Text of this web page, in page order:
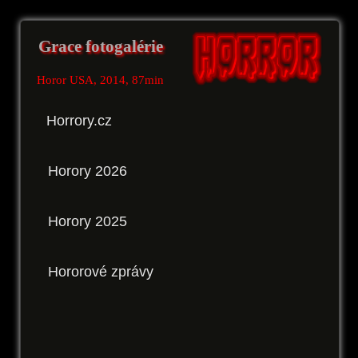
Grace fotogalérie
Horor USA, 2014, 87min
Horrory.cz
Horory 2026
Horory 2025
Hororové zprávy